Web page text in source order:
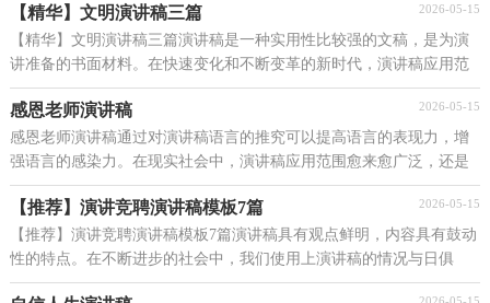
【精华】文明演讲稿三篇 2026-05-15
【精华】文明演讲稿三篇演讲稿是一种实用性比较强的文稿，是为演
讲准备的书面材料。在快速变化和不断变革的新时代，演讲稿应用范
围愈来愈广泛，演讲稿的注意事项有许多，你确定会写...
感恩老师演讲稿 2026-05-15
感恩老师演讲稿通过对演讲稿语言的推究可以提高语言的表现力，增
强语言的感染力。在现实社会中，演讲稿应用范围愈来愈广泛，还是
对演讲稿一筹莫展吗？以下是小编为大家收集的感恩老...
【推荐】演讲竞聘演讲稿模板7篇 2026-05-15
【推荐】演讲竞聘演讲稿模板7篇演讲稿具有观点鲜明，内容具有鼓动
性的特点。在不断进步的社会中，我们使用上演讲稿的情况与日俱
增，相信写演讲稿是一个让许多人都头痛的问题，下面...